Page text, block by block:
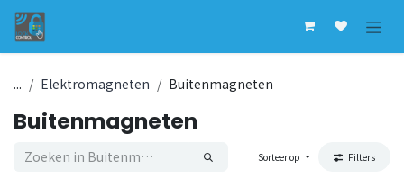
... Elektromagneten Buitenmagneten
Buitenmagneten
Sorteer op Filters